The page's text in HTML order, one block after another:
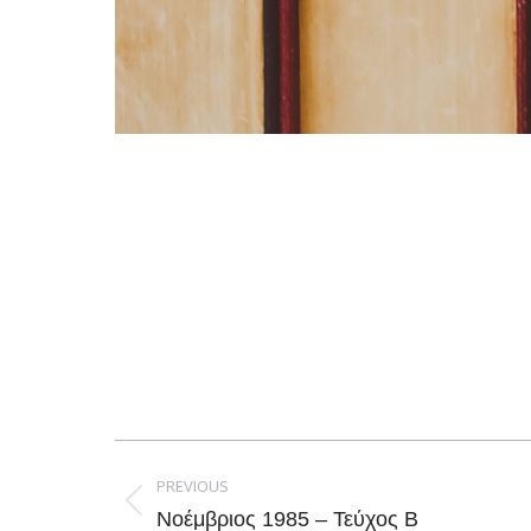
navigation
PREVIOUS
Previous
Νοέμβριος 1985 – Τεύχος Β